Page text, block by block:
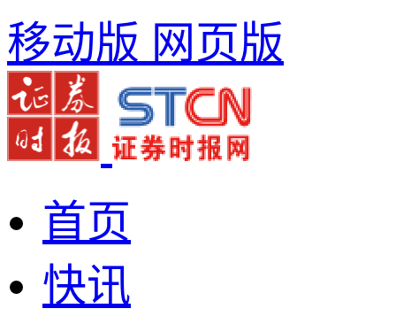
移动版 网页版
首页
快讯